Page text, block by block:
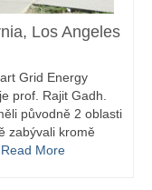
Los Angeles
Grid Energy
prof. Rajit Gadh.
původně 2 oblasti
zabývali kromě
Read More